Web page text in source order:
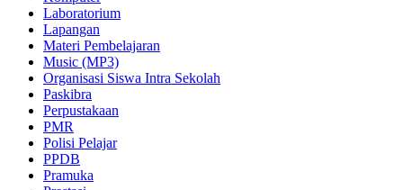
Laboratorium
Lapangan
Materi Pembelajaran
Music (MP3)
Organisasi Siswa Intra Sekolah
Paskibra
Perpustakaan
PMR
Polisi Pelajar
PPDB
Pramuka